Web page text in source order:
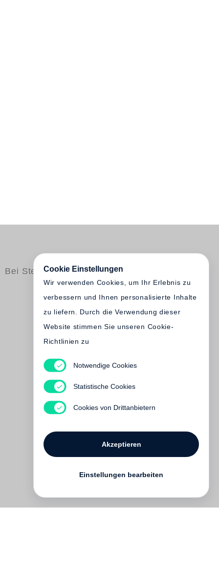
Bei Steidl erschienen
A City in the Mind
Cookie Einstellungen
Wir verwenden Cookies, um Ihr Erlebnis zu
verbessern und Ihnen personalisierte Inhalte
zu liefern. Durch die Verwendung dieser
Website stimmen Sie unseren Cookie-
Richtlinien zu
Notwendige Cookies
Statistische Cookies
Cookies von Drittanbietern
Akzeptieren
Einstellungen bearbeiten